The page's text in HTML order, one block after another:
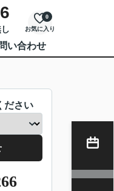
お気に入り
0
い合わせ
ださい